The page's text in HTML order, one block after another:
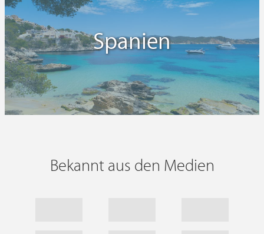
Spanien
Bekannt aus den Medien